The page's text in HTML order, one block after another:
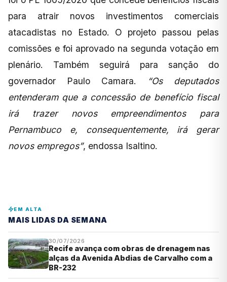
para atrair novos investimentos comerciais
atacadistas no Estado. O projeto passou pelas
comissões e foi aprovado na segunda votação em
plenário. Também seguirá para sanção do
governador Paulo Camara.
“Os deputados
entenderam que a concessão de benefício fiscal
irá trazer novos empreendimentos para
Pernambuco e, consequentemente, irá gerar
novos empregos”, endossa Isaltino.
EM ALTA
MAIS LIDAS DA SEMANA
30/07/2026
Recife avança com obras de drenagem nas
alças da Avenida Abdias de Carvalho com a
BR-232